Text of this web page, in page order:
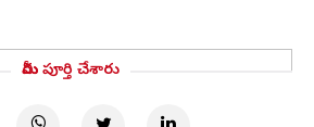
మీరు పూర్తి చేశారు